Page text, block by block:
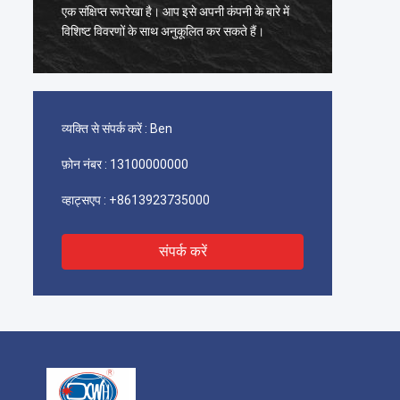
एक संक्षिप्त रूपरेखा है। आप इसे अपनी कंपनी के बारे में
विशिष्ट विवरणों के साथ अनुकूलित कर सकते हैं।
व्यक्ति से संपर्क करें : Ben
फ़ोन नंबर : 13100000000
व्हाट्सएप : +8613923735000
संपर्क करें